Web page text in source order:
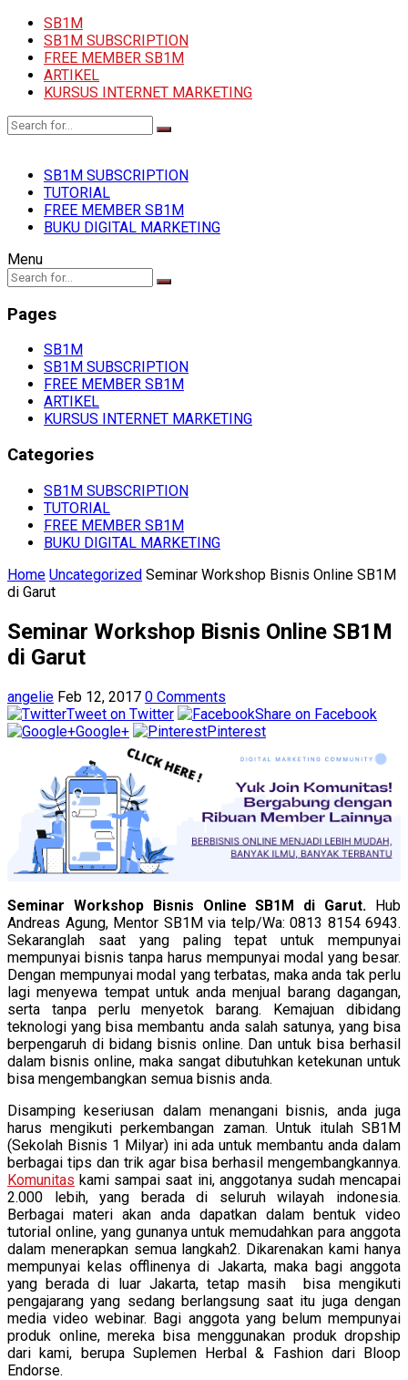
SB1M
SB1M SUBSCRIPTION
FREE MEMBER SB1M
ARTIKEL
KURSUS INTERNET MARKETING
SB1M SUBSCRIPTION
TUTORIAL
FREE MEMBER SB1M
BUKU DIGITAL MARKETING
Menu
Pages
SB1M
SB1M SUBSCRIPTION
FREE MEMBER SB1M
ARTIKEL
KURSUS INTERNET MARKETING
Categories
SB1M SUBSCRIPTION
TUTORIAL
FREE MEMBER SB1M
BUKU DIGITAL MARKETING
Home Uncategorized Seminar Workshop Bisnis Online SB1M
di Garut
Seminar Workshop Bisnis Online SB1M
di Garut
angelie Feb 12, 2017 0 Comments
Tweet on Twitter
Share on Facebook
Google+
Pinterest
Seminar Workshop Bisnis Online SB1M di Garut. Hub
Andreas Agung, Mentor SB1M via telp/Wa: 0813 8154 6943.
Sekaranglah saat yang paling tepat untuk mempunyai
mempunyai bisnis tanpa harus mempunyai modal yang besar.
Dengan mempunyai modal yang terbatas, maka anda tak perlu
lagi menyewa tempat untuk anda menjual barang dagangan,
serta tanpa perlu menyetok barang. Kemajuan dibidang
teknologi yang bisa membantu anda salah satunya, yang bisa
berpengaruh di bidang bisnis online. Dan untuk bisa berhasil
dalam bisnis online, maka sangat dibutuhkan ketekunan untuk
bisa mengembangkan semua bisnis anda.
Disamping keseriusan dalam menangani bisnis, anda juga
harus mengikuti perkembangan zaman. Untuk itulah SB1M
(Sekolah Bisnis 1 Milyar) ini ada untuk membantu anda dalam
berbagai tips dan trik agar bisa berhasil mengembangkannya.
Komunitas kami sampai saat ini, anggotanya sudah mencapai
2.000 lebih, yang berada di seluruh wilayah indonesia.
Berbagai materi akan anda dapatkan dalam bentuk video
tutorial online, yang gunanya untuk memudahkan para anggota
dalam menerapkan semua langkah2. Dikarenakan kami hanya
mempunyai kelas offlinenya di Jakarta, maka bagi anggota
yang berada di luar Jakarta, tetap masih bisa mengikuti
pengajarang yang sedang berlangsung saat itu juga dengan
media video webinar. Bagi anggota yang belum mempunyai
produk online, mereka bisa menggunakan produk dropship
dari kami, berupa Suplemen Herbal & Fashion dari Bloop
Endorse.